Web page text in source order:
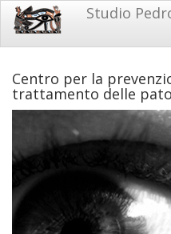
Salta
contenuto
Studio
Centro per la
trattamento delle